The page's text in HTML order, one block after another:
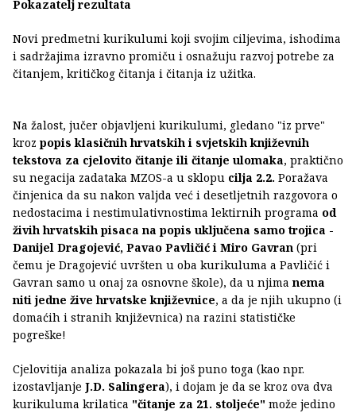
Pokazatelj rezultata
Novi predmetni kurikulumi koji svojim ciljevima, ishodima
i sadržajima izravno promiču i osnažuju razvoj potrebe za
čitanjem, kritičkog čitanja i čitanja iz užitka.
Na žalost, jučer objavljeni kurikulumi, gledano "iz prve"
kroz popis klasičnih hrvatskih i svjetskih književnih
tekstova za cjelovito čitanje ili čitanje ulomaka, praktično
su negacija zadataka MZOS-a u sklopu cilja 2.2. Poražava
činjenica da su nakon valjda već i desetljetnih razgovora o
nedostacima i nestimulativnostima lektirnih programa od
živih hrvatskih pisaca na popis uključena samo trojica -
Danijel Dragojević, Pavao Pavličić i Miro Gavran (pri
čemu je Dragojević uvršten u oba kurikuluma a Pavličić i
Gavran samo u onaj za osnovne škole), da u njimanema
niti jedne žive hrvatske književnice, a da je njih ukupno (i
domaćih i stranih književnica) na razini statističke
pogreške!
Cjelovitija analiza pokazala bi još puno toga (kao npr.
izostavljanje J.D. Salingera), i dojam je da se kroz ova dva
kurikuluma krilatica "čitanje za 21. stoljeće" može jedino